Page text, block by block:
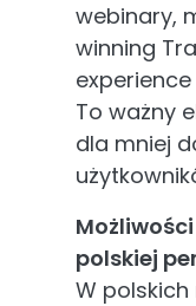
webinary,
winning
experience
To ważny
dla mniej
polskiej
W